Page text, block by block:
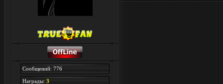
Сообщений: 776
Награды: 3